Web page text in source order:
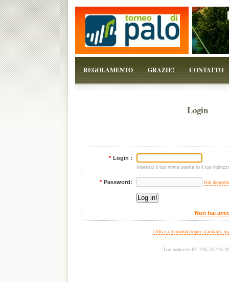
REGOLAMENTO GRAZIE! CONTATTO
Login
* Login :
Inserisci il tuo nome utente (o il tuo
* Password: Hai
Non hai
Utilizza il modulo login standard,
Tuo indirizzo IP: